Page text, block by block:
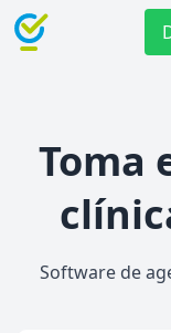
Toma
Software de